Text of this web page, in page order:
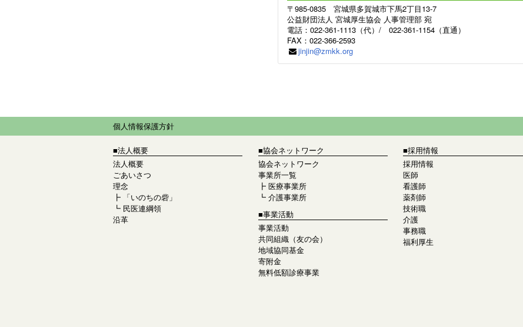
〒985-0835 宮城県多賀城市下馬2丁目13-7
公益財団法人 宮城厚生協会 人事管理部 宛
電話：022-361-1113（代）/ 022-361-1154（直通）
FAX：022-366-2593
jinjin@zmkk.org
個人情報保護方針
■法人概要
法人概要
ごあいさつ
理念
┣ 「いのちの砦」
┗ 民医連綱領
沿革
■協会ネットワーク
協会ネットワーク
事業所一覧
┣ 医療事業所
┗ 介護事業所
■事業活動
事業活動
共同組織（友の会）
地域協同基金
寄附金
無料低額診療事業
■採用情報
採用情報
医師
看護師
薬剤師
技術職
介護
事務職
福利厚生